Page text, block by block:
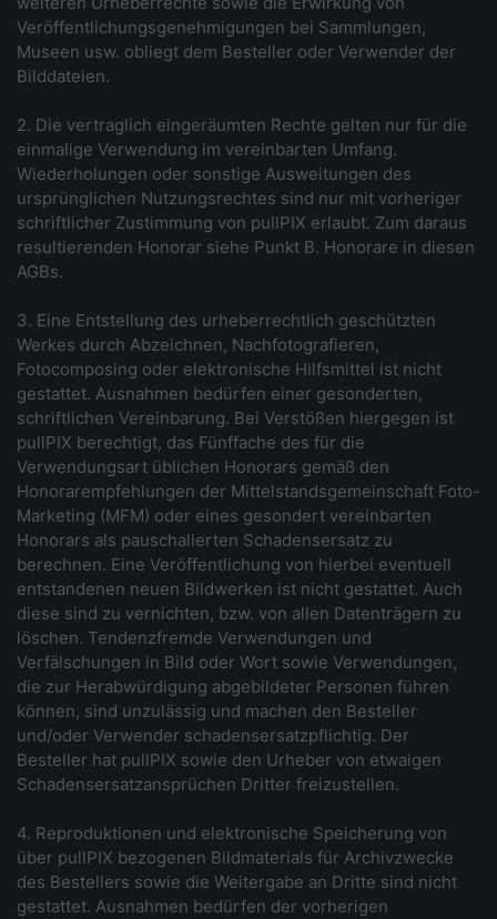
Veröffentlichungsgenehmigungen bei Sammlungen,
Museen usw. obliegt dem Besteller oder Verwender der
Bilddateien.
2. Die vertraglich eingeräumten Rechte gelten nur für die
einmalige Verwendung im vereinbarten Umfang.
Wiederholungen oder sonstige Ausweitungen des
ursprünglichen Nutzungsrechtes sind nur mit vorheriger
schriftlicher Zustimmung von pullPIX erlaubt. Zum daraus
resultierenden Honorar siehe Punkt B. Honorare in diesen
AGBs.
3. Eine Entstellung des urheberrechtlich geschützten
Werkes durch Abzeichnen, Nachfotografieren,
Fotocomposing oder elektronische Hilfsmittel ist nicht
gestattet. Ausnahmen bedürfen einer gesonderten,
schriftlichen Vereinbarung. Bei Verstößen hiergegen ist
pullPIX berechtigt, das Fünffache des für die
Verwendungsart üblichen Honorars gemäß den
Honorarempfehlungen der Mittelstandsgemeinschaft Foto-
Marketing (MFM) oder eines gesondert vereinbarten
Honorars als pauschalierten Schadensersatz zu
berechnen. Eine Veröffentlichung von hierbei eventuell
entstandenen neuen Bildwerken ist nicht gestattet. Auch
diese sind zu vernichten, bzw. von allen Datenträgern zu
löschen. Tendenzfremde Verwendungen und
Verfälschungen in Bild oder Wort sowie Verwendungen,
die zur Herabwürdigung abgebildeter Personen führen
können, sind unzulässig und machen den Besteller
und/oder Verwender schadensersatzpflichtig. Der
Besteller hat pullPIX sowie den Urheber von etwaigen
Schadensersatzansprüchen Dritter freizustellen.
4. Reproduktionen und elektronische Speicherung von
über pullPIX bezogenen Bildmaterials für Archivzwecke
des Bestellers sowie die Weitergabe an Dritte sind nicht
gestattet. Ausnahmen bedürfen der vorherigen